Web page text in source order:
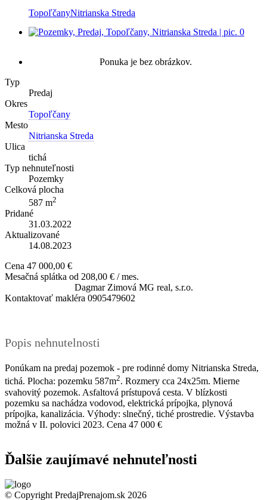
TopoľčanyNitrianska Streda
Ponuka je bez obrázkov.
Typ
Predaj
Okres
Topoľčany
Mesto
Nitrianska Streda
Ulica
tichá
Typ nehnuteľnosti
Pozemky
Celková plocha
587 m2
Pridané
31.03.2022
Aktualizované
14.08.2023
Cena 47 000,00 €
Mesačná splátka od 208,00 € / mes.
Dagmar Zimová MG real, s.r.o.
Kontaktovať makléra 0905479602
Popis nehnutelnosti
Ponúkam na predaj pozemok - pre rodinné domy Nitrianska Streda,
tichá. Plocha: pozemku 587m2. Rozmery cca 24x25m. Mierne
svahovitý pozemok. Asfaltová prístupová cesta. V blízkosti
pozemku sa nachádza vodovod, elektrická prípojka, plynová
prípojka, kanalizácia. Výhody: slnečný, tiché prostredie. Výstavba
možná v II. polovici 2023. Cena 47 000 €
Ďalšie zaujímavé nehnuteľnosti
© Copyright PredajPrenajom.sk 2026